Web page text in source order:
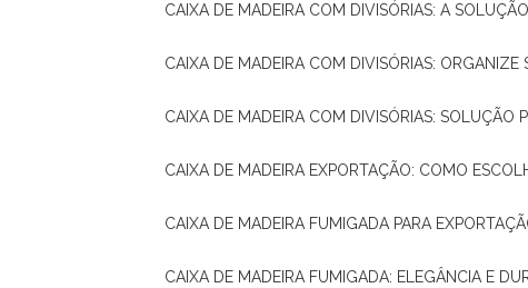
CAIXA DE MADEIRA COM DIVISÓRIAS: A
CAIXA DE MADEIRA COM DIVISÓRIAS:
CAIXA DE MADEIRA COM DIVISÓRIAS: SOLUÇÃO
CAIXA DE MADEIRA EXPORTAÇÃO: COMO
CAIXA DE MADEIRA FUMIGADA PARA
CAIXA DE MADEIRA FUMIGADA: ELEGÂNCIA E